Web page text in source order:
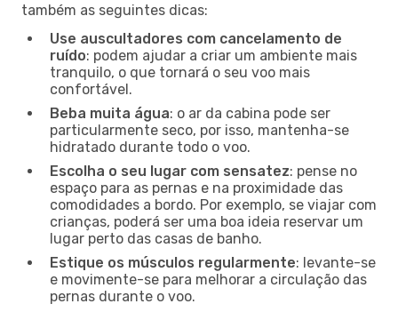
também as seguintes dicas:
Use auscultadores com cancelamento de
ruído: podem ajudar a criar um ambiente mais
tranquilo, o que tornará o seu voo mais
confortável.
Beba muita água: o ar da cabina pode ser
particularmente seco, por isso, mantenha-se
hidratado durante todo o voo.
Escolha o seu lugar com sensatez: pense no
espaço para as pernas e na proximidade das
comodidades a bordo. Por exemplo, se viajar com
crianças, poderá ser uma boa ideia reservar um
lugar perto das casas de banho.
Estique os músculos regularmente: levante-se
e movimente-se para melhorar a circulação das
pernas durante o voo.